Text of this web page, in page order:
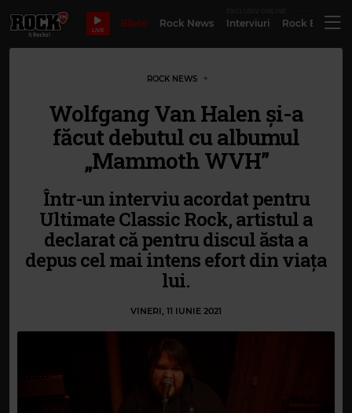
LIVE
Bilete Rock News Interviuri Rock
ROCK NEWS
Wolfgang Van Halen și-a
făcut debutul cu albumul
„Mammoth WVH”
Într-un interviu acordat pentru
Ultimate Classic Rock, artistul a
declarat că pentru discul ăsta a
depus cel mai intens efort din viața
lui.
VINERI, 11 IUNIE 2021